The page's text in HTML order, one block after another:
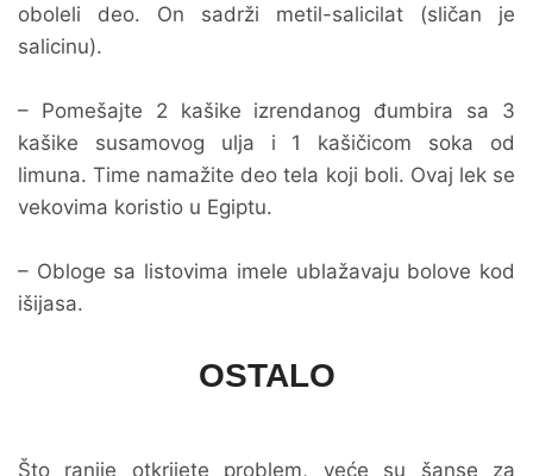
oboleli deo. On sadrži metil-salicilat (sličan je
salicinu).
– Pomešajte 2 kašike izrendanog đumbira sa 3
kašike susamovog ulja i 1 kašičicom soka od
limuna. Time namažite deo tela koji boli. Ovaj lek se
vekovima koristio u Egiptu.
– Obloge sa listovima imele ublažavaju bolove kod
išijasa.
OSTALO
Što ranije otkrijete problem, veće su šanse za